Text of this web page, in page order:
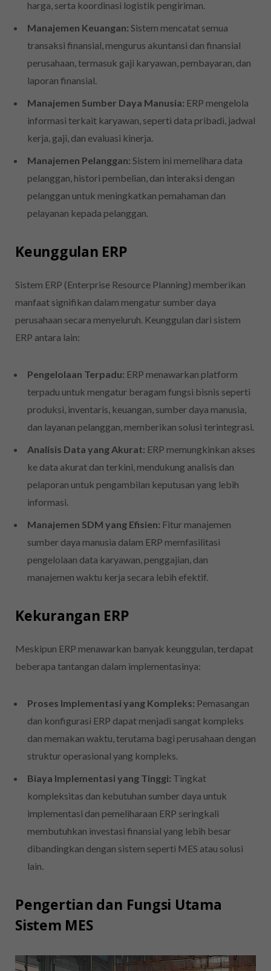
harga, serta koordinasi logistik pengiriman.
Manajemen Keuangan: Sistem mencatat semua
transaksi finansial, mengurus akuntansi dan finansial
perusahaan, termasuk gaji karyawan, pembayaran, dan
laporan finansial.
Manajemen Sumber Daya Manusia: ERP mengelola
informasi terkait karyawan, seperti data pribadi, jadwal
kerja, gaji, dan evaluasi kinerja.
Manajemen Pelanggan: Sistem ini memelihara data
pelanggan, histori pembelian, dan interaksi dengan
pelanggan untuk meningkatkan pemahaman dan
pelayanan kepada pelanggan.
Keunggulan ERP
Sistem ERP (Enterprise Resource Planning) memberikan
manfaat signifikan dalam mengatur sumber daya
perusahaan secara menyeluruh. Keunggulan dari sistem
ERP antara lain:
Pengelolaan Terpadu: ERP menawarkan platform
terpadu untuk mengatur beragam fungsi bisnis seperti
produksi, inventaris, keuangan, sumber daya manusia,
dan layanan pelanggan, memberikan solusi terintegrasi.
Analisis Data yang Akurat: ERP memungkinkan akses
ke data akurat dan terkini, mendukung analisis dan
pelaporan untuk pengambilan keputusan yang lebih
informasi.
Manajemen SDM yang Efisien: Fitur manajemen
sumber daya manusia dalam ERP memfasilitasi
pengelolaan data karyawan, penggajian, dan
manajemen waktu kerja secara lebih efektif.
Kekurangan ERP
Meskipun ERP menawarkan banyak keunggulan, terdapat
beberapa tantangan dalam implementasinya:
Proses Implementasi yang Kompleks: Pemasangan
dan konfigurasi ERP dapat menjadi sangat kompleks
dan memakan waktu, terutama bagi perusahaan dengan
struktur operasional yang kompleks.
Biaya Implementasi yang Tinggi: Tingkat
kompleksitas dan kebutuhan sumber daya untuk
implementasi dan pemeliharaan ERP seringkali
membutuhkan investasi finansial yang lebih besar
dibandingkan dengan sistem seperti MES atau solusi
lain.
Pengertian dan Fungsi Utama
Sistem MES